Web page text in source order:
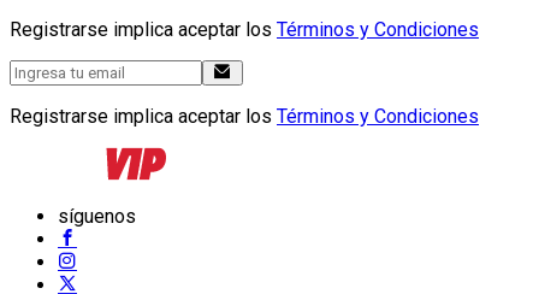
Registrarse implica aceptar los Términos y Condiciones
Registrarse implica aceptar los Términos y Condiciones
síguenos